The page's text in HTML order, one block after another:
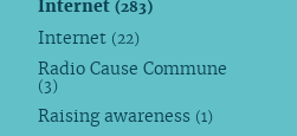
Internet(283)
Internet (22)
Radio Cause Commune
(3)
Raising awareness (1)